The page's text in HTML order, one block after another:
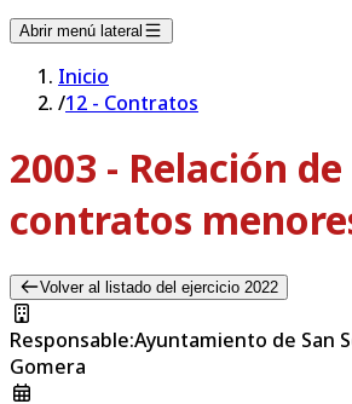
Abrir menú lateral
Inicio
/12 - Contratos
2003 - Relación de
contratos
Volver al listado del ejercicio 2022
Responsable:Ayuntamiento de San
Gomera